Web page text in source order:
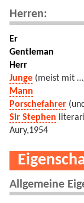
Herren:
Er
Gentleman
Herr
Junge (meist mit
Mann
Porschefahrer
Sir Stephen
Aury,1954
Allgemeine